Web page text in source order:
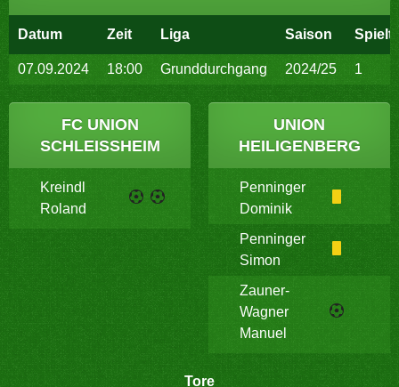
Datum Zeit Liga Saison
07.09.2024 18:00 Grunddurchgang 2024/25 1
FC UNION
SCHLEISSHEIM
Kreindl
Roland
UNION
HEILIGENBERG
Penninger
Dominik
Penninger
Simon
Zauner-
Wagner
Manuel
Tore